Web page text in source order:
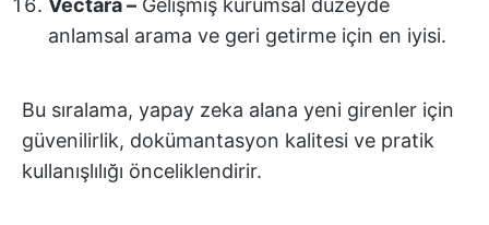
Vectara – Gelişmiş kurumsal düzeyde
anlamsal arama ve geri getirme için en iyisi.
Bu sıralama, yapay zeka alana yeni girenler için
güvenilirlik, dokümantasyon kalitesi ve pratik
kullanışlılığı önceliklendirir.